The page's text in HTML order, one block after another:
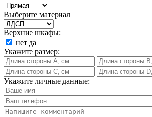
Выберите материал
Верхние шкафы:
нет да
Укажите размер:
Укажите личные данные: